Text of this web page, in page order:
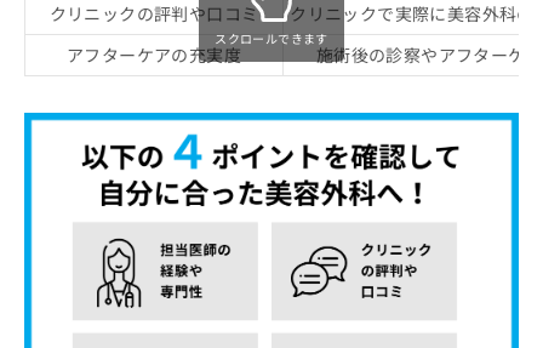
クリニックの評判や口コミ
クリニックで実際に美容外科
アフターケアの充実度
施術後の診察やアフターケ
スクロールできます